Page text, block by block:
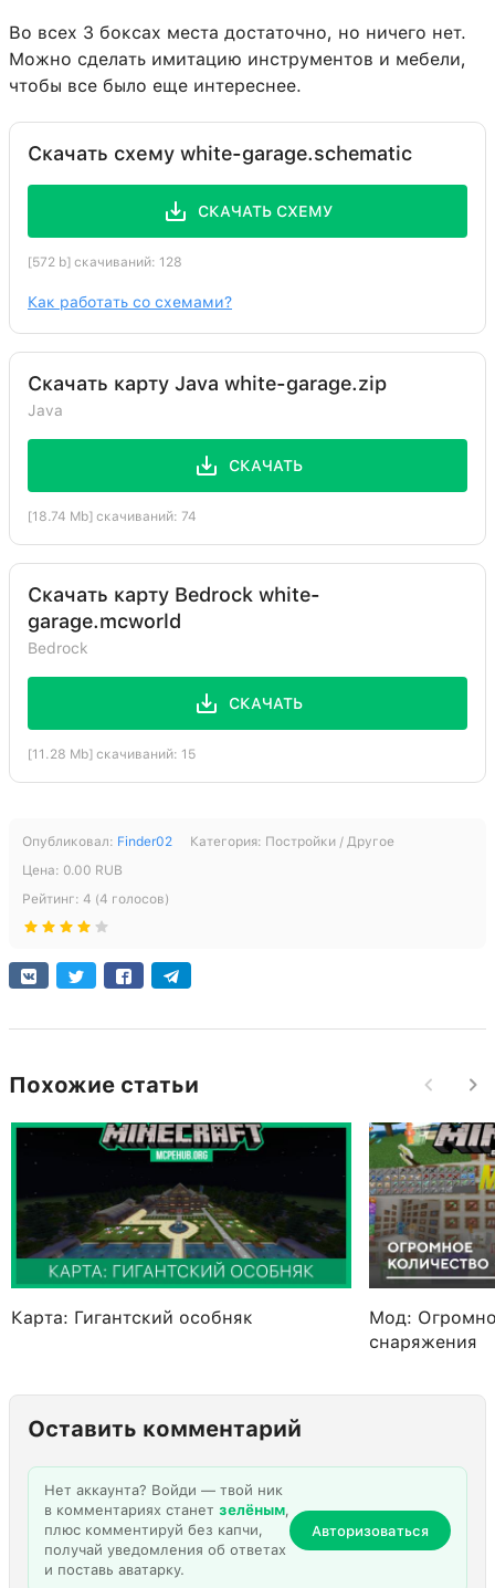
Во всех 3 боксах места достаточно, но ничего нет.
Можно сделать имитацию инструментов и мебели,
чтобы все было еще интереснее.
Скачать схему white-garage.schematic
СКАЧАТЬ СХЕМУ
[572 b] скачиваний: 128
Как работать со схемами?
Скачать карту Java white-garage.zip
Java
СКАЧАТЬ
[18.74 Mb] скачиваний: 74
Скачать карту Bedrock white-
garage.mcworld
Bedrock
СКАЧАТЬ
[11.28 Mb] скачиваний: 15
Опубликовал: Finder02 Категория: Постройки / Другое
Цена: 0.00 RUB
Рейтинг: 4 (4 голосов)
Похожие статьи
Карта: Гигантский особняк
Мод:
снаряжения
Оставить комментарий
Нет аккаунта? Войди — твой ник
в комментариях станет зелёным,
плюс комментируй без капчи,
получай уведомления об ответах
и поставь аватарку.
Авторизоваться